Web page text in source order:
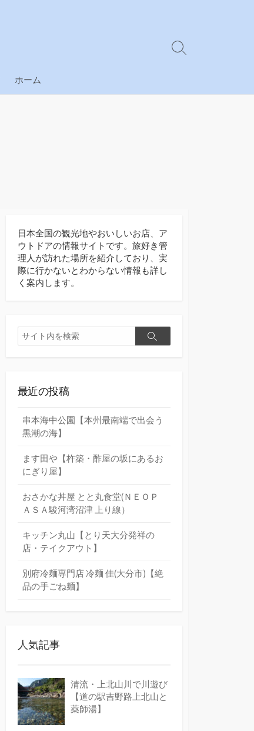
ホーム
検
日本全国の観光地やおいしいお店、ア
ウトドアの情報サイトです。旅好き管
理人が訪れた場所を紹介しており、実
際に行かないとわからない情報も詳し
く案内します。
検
索
検
最近の投稿
串本海中公園【本州最南端で出会う
黒潮の海】
ます田や【杵築・酢屋の坂にあるお
にぎり屋】
おさかな丼屋 とと丸食堂(ＮＥＯＰ
ＡＳＡ駿河湾沼津 上り線）
キッチン丸山【とり天大分発祥の
店・テイクアウト】
別府冷麺専門店 冷麺 佳(大分市)【絶
品の手ごね麺】
人気記事
清流・上北山川で川遊び
【道の駅吉野路上北山と
薬師湯】